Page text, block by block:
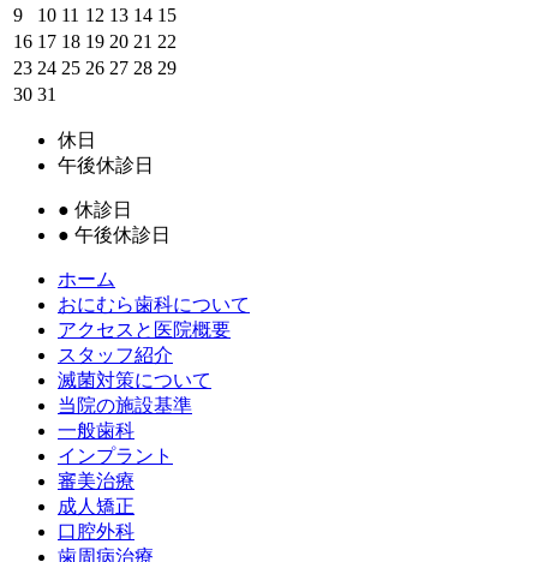
9
10 11 12 13 14 15
16 17 18 19 20 21 22
23 24 25 26 27 28 29
30 31
休日
午後休診日
● 休診日
● 午後休診日
ホーム
おにむら歯科について
アクセスと医院概要
スタッフ紹介
滅菌対策について
当院の施設基準
一般歯科
インプラント
審美治療
成人矯正
口腔外科
歯周病治療